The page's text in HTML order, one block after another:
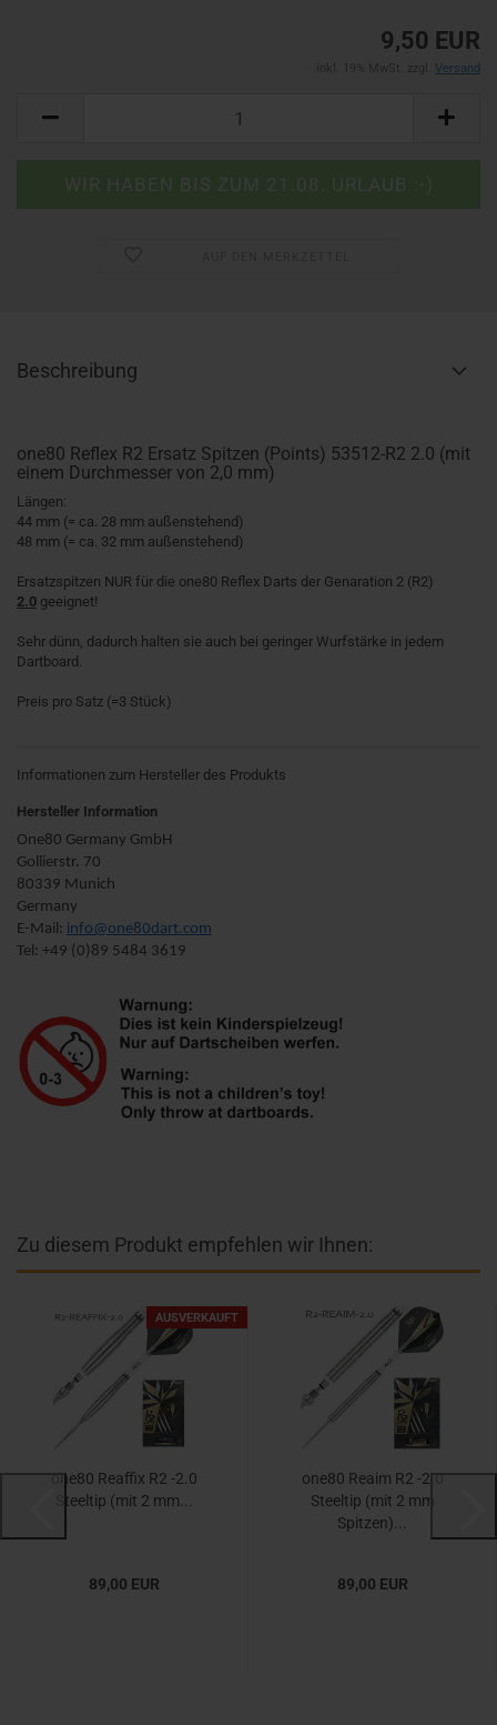
9,50 EUR
Versand
Beschreibung
one80 Reflex R2 Ersatz Spitzen (Points) 53512-R2 2.0 (mit
einem Durchmesser von 2,0 mm)
Längen:
44 mm (= ca. 28 mm außenstehend)
48 mm (= ca. 32 mm außenstehend)
Ersatzspitzen NUR für die one80 Reflex Darts der Genaration 2 (R2)
2.0 geeignet!
Sehr dünn, dadurch halten sie auch bei geringer Wurfstärke in jedem
Dartboard.
Preis pro Satz (=3 Stück)
Informationen zum Hersteller des Produkts
Hersteller Information
One80 Germany GmbH
Gollierstr. 70
80339 Munich
Germany
E-Mail: info@one80dart.com
Tel: +49 (0)89 5484 3619
Zu diesem Produkt empfehlen wir Ihnen:
AUSVERKAUFT
one80 Reaffix R2 -2.0
Steeltip (mit 2 mm...
89,00 EUR
one80 Reaim R2 -2.0
Steeltip (mit 2 mm
Spitzen)...
89,00 EUR